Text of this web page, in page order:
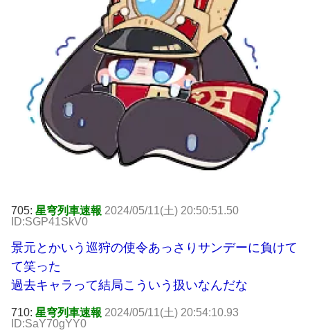
705: 星穹列車速報 2024/05/11(土) 20:50:51.50
ID:SGP41SkV0
景元とかいう巡狩の使令あっさりサンデーに負けて
て笑った
過去キャラって結局こういう扱いなんだな
710: 星穹列車速報 2024/05/11(土) 20:54:10.93
ID:SaY70gYY0